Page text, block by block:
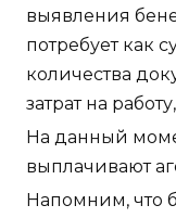
выявления
потребует как
количества
затрат на
На данный
выплачивают
Напомним, что